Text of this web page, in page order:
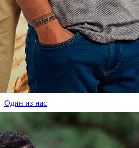
Один из нас